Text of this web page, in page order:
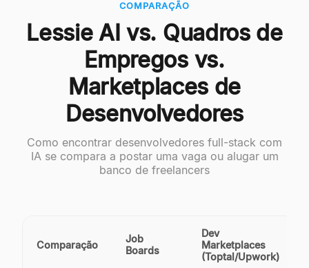
COMPARAÇÃO
Lessie AI vs. Quadros de
Empregos vs.
Marketplaces de
Desenvolvedores
Como encontrar desenvolvedores full-stack com
IA se compara a postar uma vaga ou alugar um
banco de freelancers
Comparação
Job
Boards
Dev
Marketplaces
(Toptal/Upwork)